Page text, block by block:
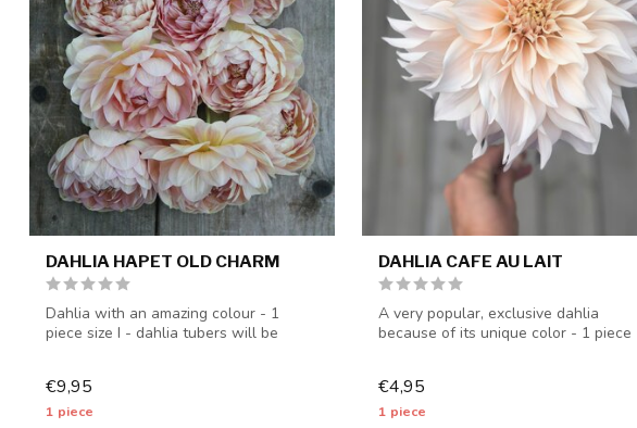
DAHLIA HAPET OLD CHARM
Dahlia with an amazing colour - 1
piece size I - dahlia tubers will be
€9,95
1 piece
DAHLIA CAFE AU LAIT
A very popular, exclusive dahlia
because of its unique color - 1 piece
€4,95
1 piece